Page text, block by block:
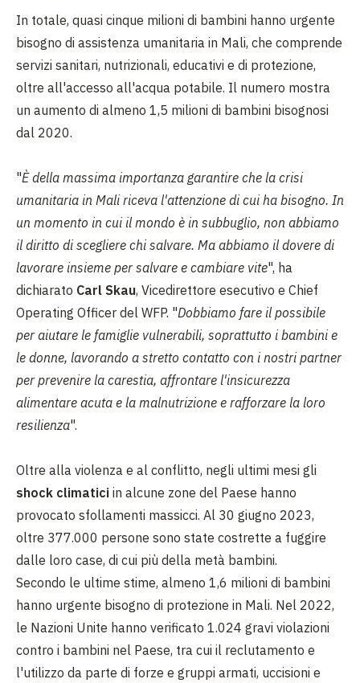
In totale, quasi cinque milioni di bambini hanno urgente
bisogno di assistenza umanitaria in Mali, che comprende
servizi sanitari, nutrizionali, educativi e di protezione,
oltre all'accesso all'acqua potabile. Il numero mostra
un aumento di almeno 1,5 milioni di bambini bisognosi
dal 2020.
"È della massima importanza garantire che la crisi
umanitaria in Mali riceva l'attenzione di cui ha bisogno. In
un momento in cui il mondo è in subbuglio, non abbiamo
il diritto di scegliere chi salvare. Ma abbiamo il dovere di
lavorare insieme per salvare e cambiare vite", ha
dichiarato Carl Skau, Vicedirettore esecutivo e Chief
Operating Officer del WFP. "Dobbiamo fare il possibile
per aiutare le famiglie vulnerabili, soprattutto i bambini e
le donne, lavorando a stretto contatto con i nostri partner
per prevenire la carestia, affrontare l'insicurezza
alimentare acuta e la malnutrizione e rafforzare la loro
resilienza".
Oltre alla violenza e al conflitto, negli ultimi mesi gli
shock climatici in alcune zone del Paese hanno
provocato sfollamenti massicci. Al 30 giugno 2023,
oltre 377.000 persone sono state costrette a fuggire
dalle loro case, di cui più della metà bambini.
Secondo le ultime stime, almeno 1,6 milioni di bambini
hanno urgente bisogno di protezione in Mali. Nel 2022,
le Nazioni Unite hanno verificato 1.024 gravi violazioni
contro i bambini nel Paese, tra cui il reclutamento e
l'utilizzo da parte di forze e gruppi armati, uccisioni e